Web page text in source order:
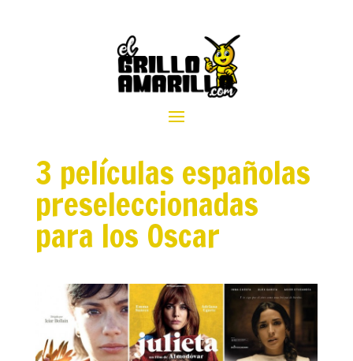
3 películas españolas
preseleccionadas
para los Oscar